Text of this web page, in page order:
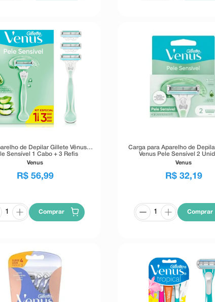
de Depilar Gillete Vênus
Sensível 1 Cabo + 3 Refis
Venus
R$ 56,99
Comprar
Carga para Aparelho de
Venus Pele Sensível 2
Venus
R$ 32,19
Comprar